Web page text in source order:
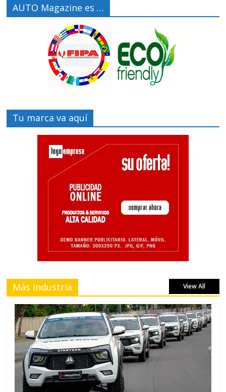
AUTO Magazine es …
Tu marca va aquí
Más Industria View All